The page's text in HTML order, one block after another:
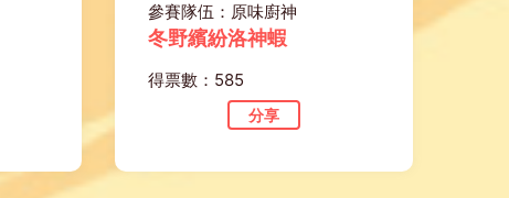
參賽隊伍：原味廚神
冬野繽紛洛神蝦
得票數：585
分享